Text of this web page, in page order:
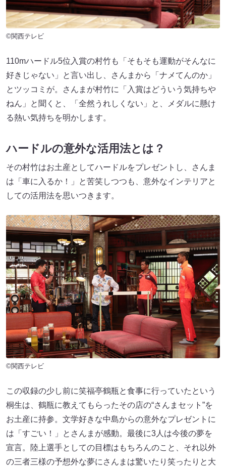
©関西テレビ
110mハードル5位入賞の村竹も「そもそも運動がそんなに
好きじゃない」と言い出し、さんまから「ナメてんのか」
とツッコミが。さんまが村竹に「入賞はどういう気持ちや
ねん」と聞くと、「全然うれしくない」と、メダルに懸け
る熱い気持ちを明かします。
ハードルの意外な活用法とは？
その村竹はお土産としてハードルをプレゼントし、さんま
は「車に入るか！」と苦笑しつつも、意外なインテリアと
しての活用法を思いつきます。
©関西テレビ
この収録の少し前に笑福亭鶴瓶と食事に行っていたという
桐生は、鶴瓶に教えてもらったその店の“さんまセット”を
お土産に持参。文学好きな中島からの意外なプレゼントに
は「すごい！」とさんまが感動。最後に3人は今後の夢を
宣言。陸上選手としての目標はもちろんのこと、それ以外
の三者三様の予想外な夢にさんまは驚いたり笑ったりと大